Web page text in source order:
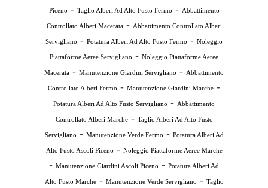
Piceno - Taglio Alberi Ad Alto Fusto Fermo - Abbattimento
Controllato Alberi Macerata- Abbattimento Controllato Alberi
Servigliano - Potatura Alberi Ad Alto Fusto Fermo - Noleggio
Piattaforme Aeree Servigliano - Noleggio Piattaforme Aeree
Macerata - Manutenzione Giardini Servigliano - Abbattimento
Controllato Alberi Fermo - Manutenzione Giardini Marche -
Potatura Alberi Ad Alto Fusto Servigliano - Abbattimento
Controllato Alberi Marche- Taglio Alberi Ad Alto Fusto
Servigliano - Manutenzione Verde Fermo - Potatura Alberi Ad
Alto Fusto Ascoli Piceno - Noleggio Piattaforme Aeree Marche
- Manutenzione Giardini Ascoli Piceno - Potatura Alberi Ad
Alto Fusto Marche- Manutenzione Verde Servigliano - Taglio